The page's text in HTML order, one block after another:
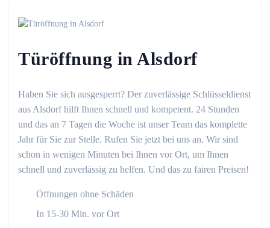
Türöffnung in Alsdorf
Haben Sie sich ausgesperrt? Der zuverlässige Schlüsseldienst
aus Alsdorf hilft Ihnen schnell und kompetent. 24 Stunden
und das an 7 Tagen die Woche ist unser Team das komplette
Jahr für Sie zur Stelle. Rufen Sie jetzt bei uns an. Wir sind
schon in wenigen Minuten bei Ihnen vor Ort, um Ihnen
schnell und zuverlässig zu helfen. Und das zu fairen Preisen!
Öffnungen ohne Schäden
In 15-30 Min. vor Ort